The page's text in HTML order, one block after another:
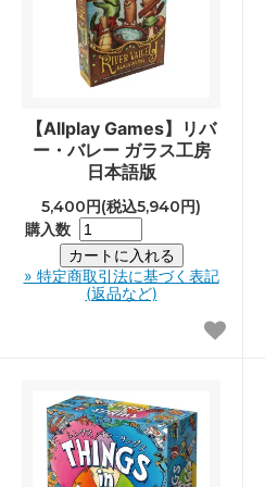
【Allplay Games】リバ
ー・バレー ガラス工房
日本語版
5,400円(税込5,940円)
購入数
» 特定商取引法に基づく表記
(返品など)